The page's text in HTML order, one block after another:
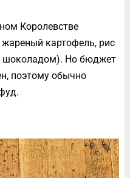
Королевстве
картофель, рис
шоколадом). Но бюджет
поэтому обычно